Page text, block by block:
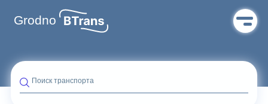
Grodno
Поиск транспорта